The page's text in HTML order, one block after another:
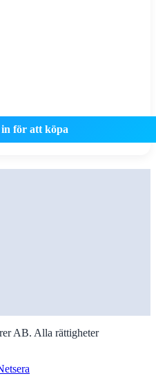
för att köpa
AB. Alla rättigheter